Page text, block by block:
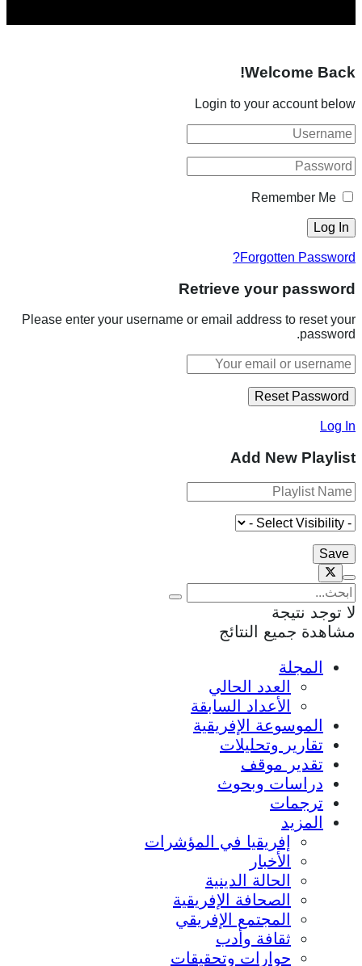
Welcome Back!
Login to your account below
Remember Me
Forgotten Password?
Retrieve your password
Please enter your username or email address to reset your
password.
Log In
Add New Playlist
لا توجد نتيجة
مشاهدة جميع النتائج
المجلة
العدد الحالي
الأعداد السابقة
الموسوعة الإفريقية
تقارير وتحليلات
تقدير موقف
دراسات وبحوث
ترجمات
المزيد
إفريقيا في المؤشرات
الأخبار
الحالة الدينية
الصحافة الإفريقية
المجتمع الإفريقي
ثقافة وأدب
حوارات وتحقيقات